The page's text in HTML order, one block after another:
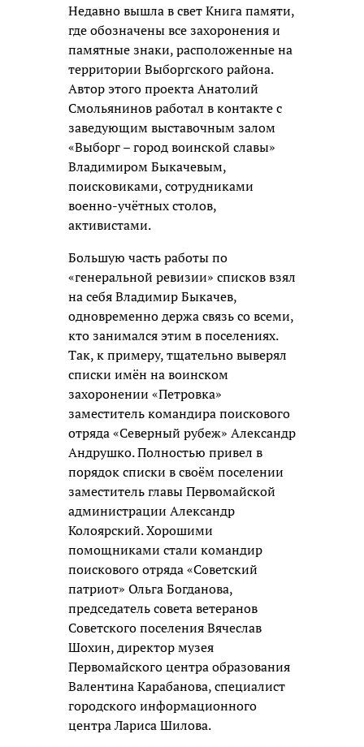
Недавно вышла в свет Книга памяти,
где обозначены все захоронения и
памятные знаки, расположенные на
территории Выборгского района.
Автор этого проекта Анатолий
Смольянинов работал в контакте с
заведующим выставочным залом
«Выборг – город воинской славы»
Владимиром Быкачевым,
поисковиками, сотрудниками
военно-учётных столов,
активистами.
Большую часть работы по
«генеральной ревизии» списков взял
на себя Владимир Быкачев,
одновременно держа связь со всеми,
кто занимался этим в поселениях.
Так, к примеру, тщательно выверял
списки имён на воинском
захоронении «Петровка»
заместитель командира поискового
отряда «Северный рубеж» Александр
Андрушко. Полностью привел в
порядок списки в своём поселении
заместитель главы Первомайской
администрации Александр
Колоярский. Хорошими
помощниками стали командир
поискового отряда «Советский
патриот» Ольга Богданова,
председатель совета ветеранов
Советского поселения Вячеслав
Шохин, директор музея
Первомайского центра образования
Валентина Карабанова, специалист
городского информационного
центра Лариса Шилова.